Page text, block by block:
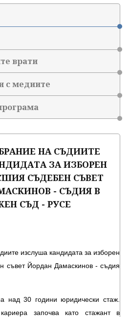
врати
с медиите
НА СЪДИИТЕ
ЗА ИЗБОРЕН
СЪДЕБЕН СЪВЕТ
- СЪДИЯ В
СЪД - РУСЕ
изслуша кандидата за изборен
съвет Йордан Дамаскинов - съдия
над 30 години юридически стаж.
започва като стажант в